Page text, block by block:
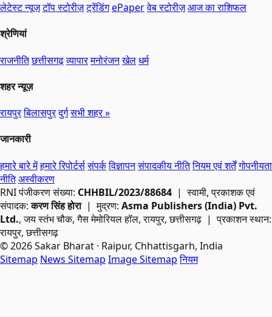
लेटेस्ट न्यूज़टॉप स्टोरीज़ट्रेंडिंगePaperवेब स्टोरीज़आज का राशिफल
श्रेणियां
राजनीतिछत्तीसगढ़व्यापारमनोरंजनखेलधर्म
शहर न्यूज़
रायपुरबिलासपुरदुर्गसभी शहर »
जानकारी
हमारे बारे मेंहमारे रिपोर्टर्ससंपर्कविज्ञापनसंपादकीय नीतिनियम एवं शर्तेंगोपनीयता
नीतिअस्वीकरण
RNIपंजीकरण संख्या: CHHBIL/2023/88684 | स्वामी, प्रकाशक एवं
संपादक:करण सिंह होरा| मुद्रण: Asma Publishers (India) Pvt.
Ltd., जय स्तंभ चौक, गैस मेमोरियल हॉल, रायपुर, छत्तीसगढ़ | प्रकाशन स्थान:
रायपुर, छत्तीसगढ़
© 2026 Sakar Bharat · Raipur, Chhattisgarh, India
Sitemap News Sitemap Image Sitemap नियम